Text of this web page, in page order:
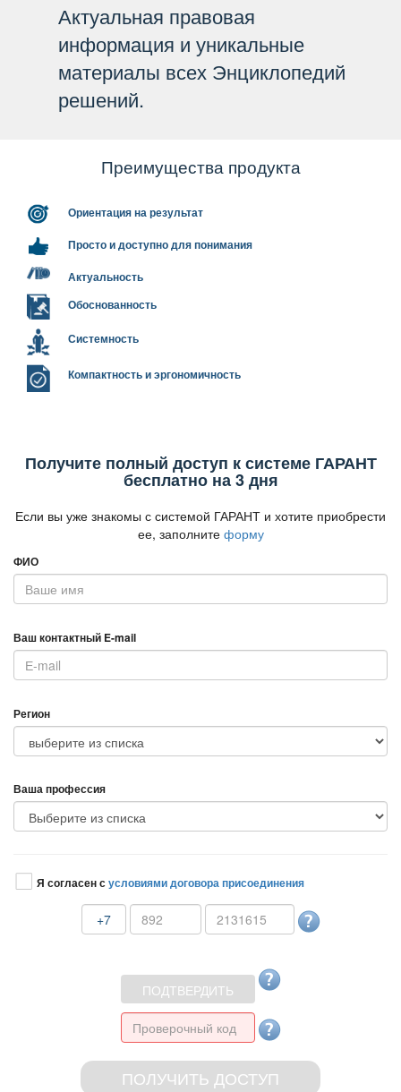
Актуальная правовая
информация и уникальные
материалы всех Энциклопедий
решений.
Преимущества продукта
Ориентация на результат
Просто и доступно для понимания
Актуальность
Обоснованность
Системность
Компактность и эргономичность
Получите полный доступ к системе ГАРАНТ
есплатно на 3 дня
Если вы уже знакомы с системой ГАРАНТ и хотите приобрести
ее, заполните форму
ФИО
аш контактный E-mail
Регион
аша профессия
Я согласен сусловиями договора присоединения
+7